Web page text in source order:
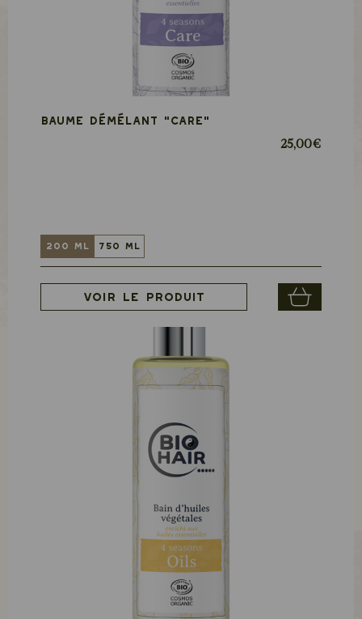
Baume démélant "CARE"
25,00 €
200 ml 750 ml
Voir le produit